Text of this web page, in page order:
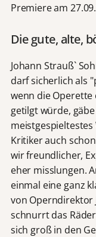
Premiere am
Die gute, alte,
Johann Strauß`
darf sicherlich als
wenn die Operette
getilgt würde,
meistgespieltestes
Kritiker auch
wir freundlicher,
eher misslungen.
einmal eine ganz
von Operndirektor
schnurrt das
sich groß in den